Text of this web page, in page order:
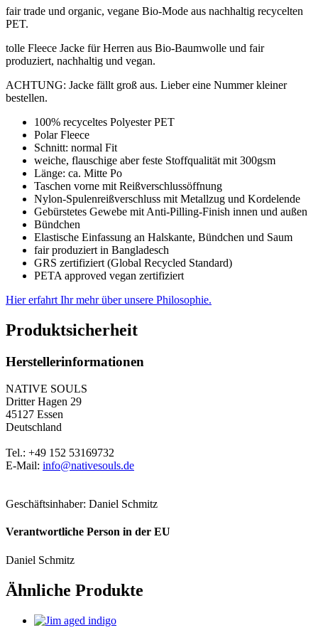
fair trade und organic, vegane Bio-Mode aus nachhaltig recycelten
PET.
tolle Fleece Jacke für Herren aus Bio-Baumwolle und fair
produziert, nachhaltig und vegan.
ACHTUNG: Jacke fällt groß aus. Lieber eine Nummer kleiner
bestellen.
100% recyceltes Polyester PET
Polar Fleece
Schnitt: normal Fit
weiche, flauschige aber feste Stoffqualität mit 300gsm
Länge: ca. Mitte Po
Taschen vorne mit Reißverschlussöffnung
Nylon-Spulenreißverschluss mit Metallzug und Kordelende
Gebürstetes Gewebe mit Anti-Pilling-Finish innen und außen
Bündchen
Elastische Einfassung an Halskante, Bündchen und Saum
fair produziert in Bangladesch
GRS zertifiziert (Global Recycled Standard)
PETA approved vegan zertifiziert
Hier erfahrt Ihr mehr über unsere Philosophie.
Produktsicherheit
Herstellerinformationen
NATIVE SOULS
Dritter Hagen 29
45127 Essen
Deutschland
Tel.: +49 152 53169732
E-Mail: info@nativesouls.de
Geschäftsinhaber: Daniel Schmitz
Verantwortliche Person in der EU
Daniel Schmitz
Ähnliche Produkte